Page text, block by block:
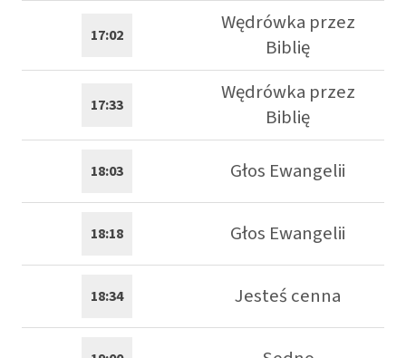
17:02
Wędrówka przez
Biblię
17:33
Wędrówka przez
Biblię
18:03 Głos Ewangelii
18:18 Głos Ewangelii
18:34 Jesteś cenna